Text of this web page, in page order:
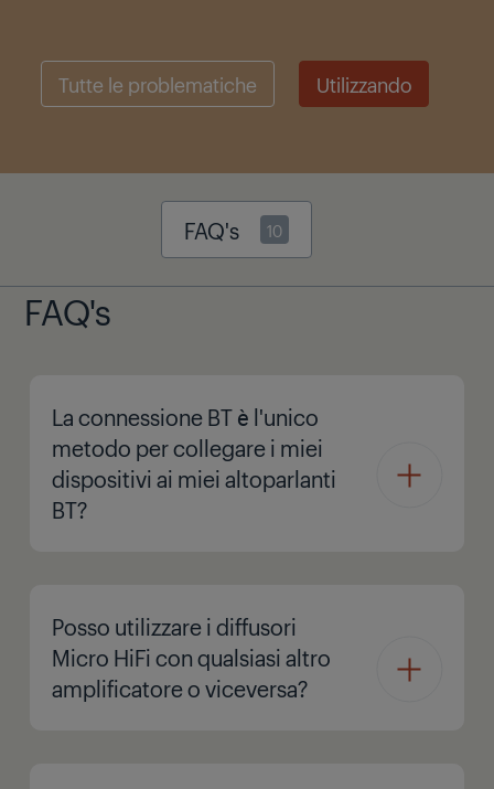
Tutte le problematiche Utilizzando
FAQ's 10
FAQ's
La connessione BT è l'unico
metodo per collegare i miei
dispositivi ai miei altoparlanti
BT?
Posso utilizzare i diffusori
Micro HiFi con qualsiasi altro
amplificatore o viceversa?